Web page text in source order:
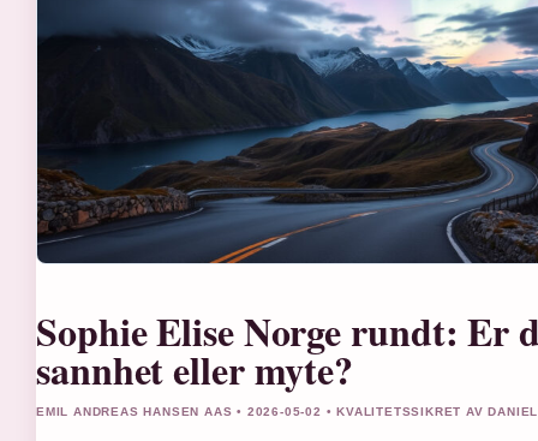
Sophie Elise Norge rundt: Er
sannhet eller myte?
EMIL ANDREAS HANSEN AAS • 2026-05-02 • KVALITETSSIKRET AV